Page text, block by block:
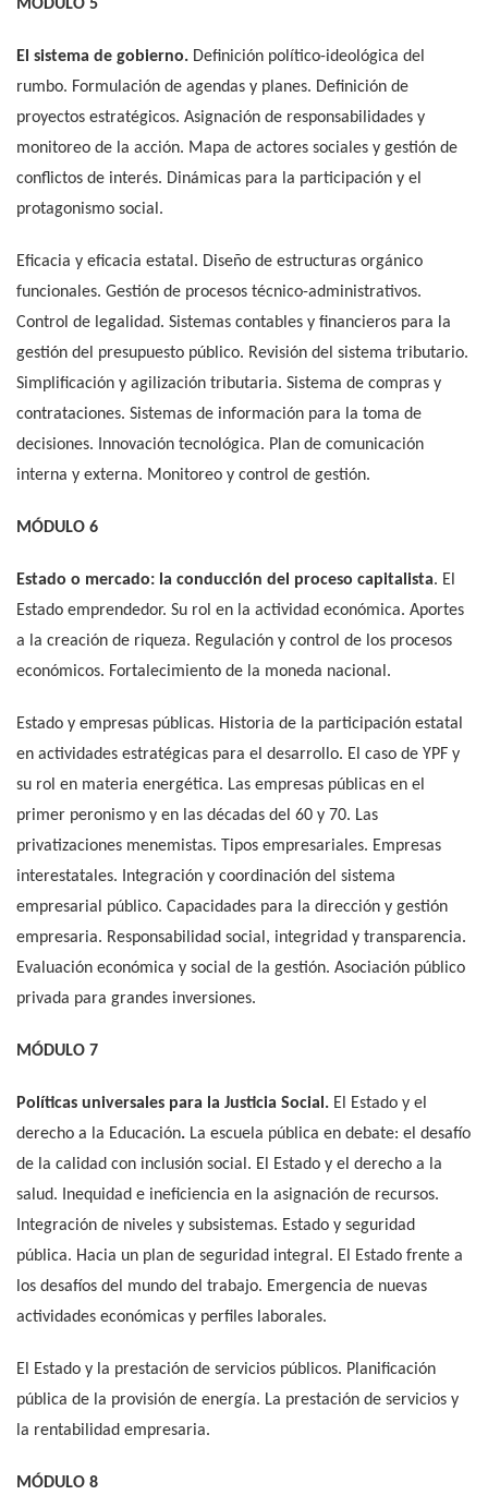
MÓDULO 5
El sistema de gobierno. Definición político-ideológica del
rumbo. Formulación de agendas y planes. Definición de
proyectos estratégicos. Asignación de responsabilidades y
monitoreo de la acción. Mapa de actores sociales y gestión de
conflictos de interés. Dinámicas para la participación y el
protagonismo social.
Eficacia y eficacia estatal. Diseño de estructuras orgánico
funcionales. Gestión de procesos técnico-administrativos.
Control de legalidad. Sistemas contables y financieros para la
gestión del presupuesto público. Revisión del sistema tributario.
Simplificación y agilización tributaria. Sistema de compras y
contrataciones. Sistemas de información para la toma de
decisiones. Innovación tecnológica. Plan de comunicación
interna y externa. Monitoreo y control de gestión.
MÓDULO 6
Estado o mercado: la conducción del proceso capitalista. El
Estado emprendedor. Su rol en la actividad económica. Aportes
a la creación de riqueza. Regulación y control de los procesos
económicos. Fortalecimiento de la moneda nacional.
Estado y empresas públicas. Historia de la participación estatal
en actividades estratégicas para el desarrollo. El caso de YPF y
su rol en materia energética. Las empresas públicas en el
primer peronismo y en las décadas del 60 y 70. Las
privatizaciones menemistas. Tipos empresariales. Empresas
interestatales. Integración y coordinación del sistema
empresarial público. Capacidades para la dirección y gestión
empresaria. Responsabilidad social, integridad y transparencia.
Evaluación económica y social de la gestión. Asociación público
privada para grandes inversiones.
MÓDULO 7
Políticas universales para la Justicia Social. El Estado y el
derecho a la Educación. La escuela pública en debate: el desafío
de la calidad con inclusión social. El Estado y el derecho a la
salud. Inequidad e ineficiencia en la asignación de recursos.
Integración de niveles y subsistemas. Estado y seguridad
pública. Hacia un plan de seguridad integral. El Estado frente a
los desafíos del mundo del trabajo. Emergencia de nuevas
actividades económicas y perfiles laborales.
El Estado y la prestación de servicios públicos. Planificación
pública de la provisión de energía. La prestación de servicios y
la rentabilidad empresaria.
MÓDULO 8